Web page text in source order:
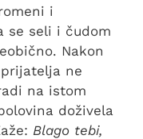
i
se seli i čudom
Nakon
ne
na istom
doživela
Blago tebi,